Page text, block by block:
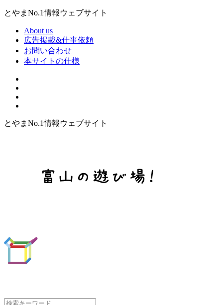
とやまNo.1情報ウェブサイト
About us
広告掲載&仕事依頼
お問い合わせ
本サイトの仕様
とやまNo.1情報ウェブサイト